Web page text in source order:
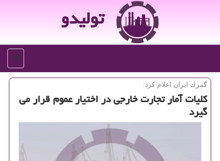
تولیدو
منو
گمرك ایران اعلام كرد:
كلیات آمار تجارت خارجی در اختیار عموم قرار می
گیرد